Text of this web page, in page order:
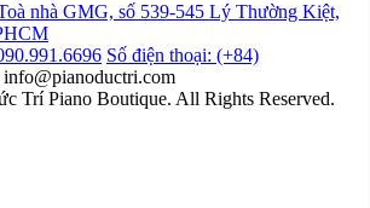
nhà GMG, số 539-545 Lý Thường Kiệt,
Số điện thoại: (+84)
Trí Piano Boutique. All Rights Reserved.